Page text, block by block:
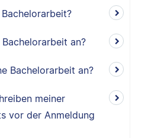
an?
Bachelorarbeit an?
meiner
vor der Anmeldung